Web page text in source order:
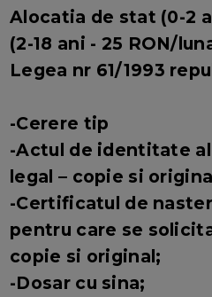
Alocatia de stat (0-2
(2-18 ani - 25 RON/
Legea nr 61/1993
-Cerere tip
-Actul de identitate
legal – copie si
-Certificatul de
pentru care se
copie si original;
-Dosar cu sina;